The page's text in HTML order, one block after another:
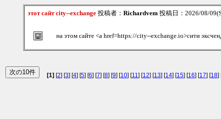
этот сайт city--exchange 投稿者： Richardvem 投稿日：2026/08/
на этом сайте <a href=https://city--exchange.io>сити
[1] [2] [3] [4] [5] [6] [7] [8] [9] [10] [11] [12] [13] [14] [15] [16] [17] [18]